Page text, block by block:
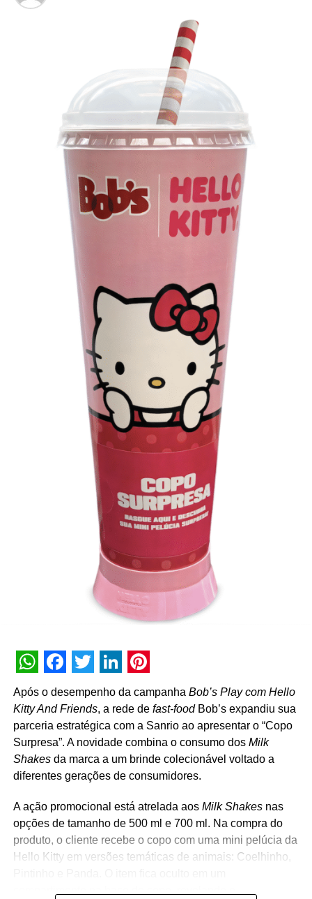
Veia”, conceito focado na valorização da cultura nacional,
da música e da hospitalidade carioca.
Os convites individuais já estão disponíveis para compra
no canal oficial da Ticketmaster, com lote inicial a partir
de R$ 3.950,00. As demais atualizações e atrações do
evento serão divulgadas nos canais oficiais do camarote
nos próximos meses.
WhatsApp
Facebook
Twitter
LinkedIn
Pinterest
Após o desempenho da campanha Bob’s Play com Hello
Kitty And Friends, a rede de fast-foodBob’s expandiu sua
parceria estratégica com a Sanrio ao apresentar o “Copo
Surpresa”. A novidade combina o consumo dos Milk
Shakesda marca a um brinde colecionável voltado a
diferentes gerações de consumidores.
A ação promocional está atrelada aos Milk Shakesnas
opções de tamanho de 500 ml e 700 ml. Na compra do
produto, o cliente recebe o copo com uma mini pelúcia da
Hello Kitty em versões temáticas de animais: Coelhinho,